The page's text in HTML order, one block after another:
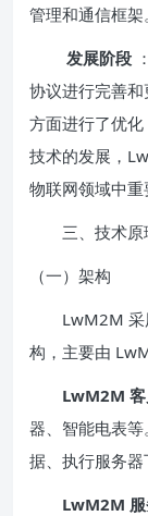
管理和通信框架。
发展阶段
协议进行完善
方面进行了优
技术的发展，
物联网领域中重
三、技术原
（一）架构
LwM2M 采用
构，主要由
LwM2M
器、智能电表
据、执行服务器
LwM2M